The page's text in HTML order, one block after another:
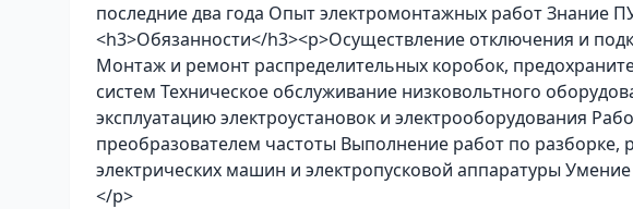
последние два года Опыт электромонтажных работ Знание
<h3>Обязанности</h3><p>Осуществление отключения и
Монтаж и ремонт распределительных коробок,
систем Техническое обслуживание низковольтного
эксплуатацию электроустановок и электрооборудования
преобразователем частоты Выполнение работ по
электрических машин и электропусковой аппаратуры
</p>